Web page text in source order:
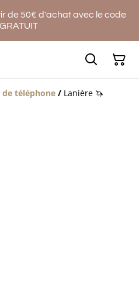
de 50€ d'achat avec le code
de téléphone / Lanière 🦄